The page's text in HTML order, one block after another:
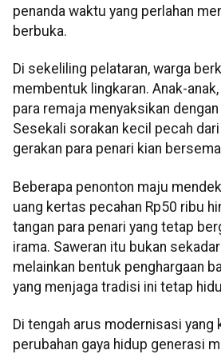
penanda waktu yang perlahan
berbuka.
Di sekeliling pelataran, warga
membentuk lingkaran. Anak-
para remaja menyaksikan
Sesekali sorakan kecil pecah
gerakan para penari kian
Beberapa penonton maju
uang kertas pecahan Rp50 ribu
tangan para penari yang tetap
irama. Saweran itu bukan
melainkan bentuk penghargaan
yang menjaga tradisi ini tetap
Di tengah arus modernisasi yang
perubahan gaya hidup generasi